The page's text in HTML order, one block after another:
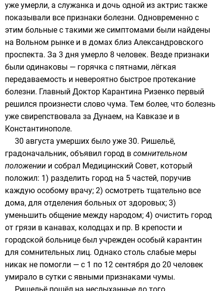
уже умерли, а служанка и дочь одной из актрис также
показывали все признаки болезни. Одновременно с
этим больные с такими же симптомами были найдены
на Вольном рынке и в домах близ Александровского
проспекта. За 3 дня умерло 8 человек. Везде признаки
были одинаковы — горячка с пятнами, лёгкая
передаваемость и невероятно быстрое протекание
болезни. Главный Доктор Карантина Ризенко первый
решился произнести слово чума. Тем более, что болезнь
уже свирепствовала за Дунаем, на Кавказе и в
Константинополе.
30 августа умерших было уже 30. Ришельё,
градоначальник, объявил город в сомнительном
положении и собрал Медицинский Совет, который
положил: 1) разделить город на 5 частей, поручив
каждую особому врачу; 2) осмотреть тщательно все
дома, для отделения больных от здоровых; 3)
уменьшить общение между народом; 4) очистить город
от грязи в канавах, колодцах и пр. В крепости и
городской больнице был учрежден особый карантин
для сомнительных лиц. Однако столь слабые меры
никак не помогли — с 1 по 12 сентября до 20 человек
умирало в сутки с явными признаками чумы.